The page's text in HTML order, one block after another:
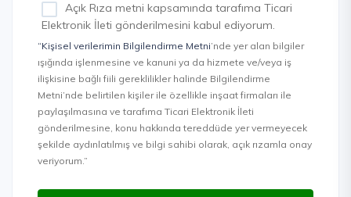
Açık Rıza metni kapsamında tarafıma Ticari
Elektronik İleti gönderilmesini kabul ediyorum.
“Kişisel verilerimin Bilgilendirme Metni’nde yer alan bilgiler
ışığında işlenmesine ve kanuni ya da hizmete ve/veya iş
ilişkisine bağlı fiili gereklilikler halinde Bilgilendirme
Metni’nde belirtilen kişiler ile özellikle inşaat firmaları ile
paylaşılmasına ve tarafıma Ticari Elektronik İleti
gönderilmesine, konu hakkında tereddüde yer vermeyecek
şekilde aydınlatılmış ve bilgi sahibi olarak, açık rızamla onay
veriyorum.”